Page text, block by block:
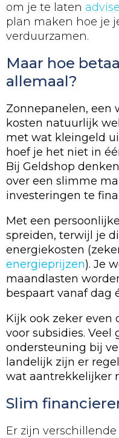
om je te laten
plan maken hoe je
verduurzamen.
Maar hoe
allemaal?
Zonnepanelen, een
kosten natuurlijk
met wat kleingeld
hoef je het niet in
Bij Geldshop
over een slimme
investeringen te
Met een
spreiden, terwijl je
energiekosten
energieprijzen). Je
maandlasten
bespaart vanaf dag
Kijk ook zeker
voor subsidies.
ondersteuning bij
landelijk zijn er
wat aantrekkelijker
Slim
Er zijn